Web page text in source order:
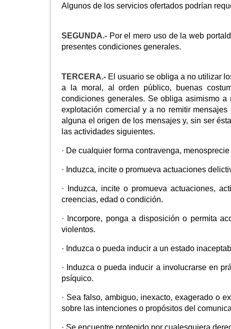
Algunos de los servicios ofertados podrían
SEGUNDA.- Por el mero uso de la web
presentes condiciones generales.
TERCERA.- El usuario se obliga a no utilizar
a la moral, al orden público, buenas
condiciones generales. Se obliga asimismo
explotación comercial y a no remitir
alguna el origen de los mensajes y, sin ser
las actividades siguientes.
· De cualquier forma contravenga,
· Induzca, incite o promueva actuaciones
· Induzca, incite o promueva actuaciones,
creencias, edad o condición.
· Incorpore, ponga a disposición o permita
violentos.
· Induzca o pueda inducir a un estado
· Induzca o pueda inducir a involucrarse en
psíquico.
· Sea falso, ambiguo, inexacto, exagerado o
sobre las intenciones o propósitos del
· Se encuentre protegido por cualesquiera